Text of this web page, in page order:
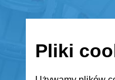
Pliki